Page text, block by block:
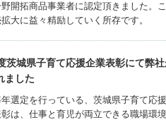
開拓商品事業者に認定頂きました。
大に益々精励していく所存です。
茨城県子育て応援企業表彰にて弊
ました
選定を行っている、茨城県子育て応
は、仕事と育児が両立できる職場環